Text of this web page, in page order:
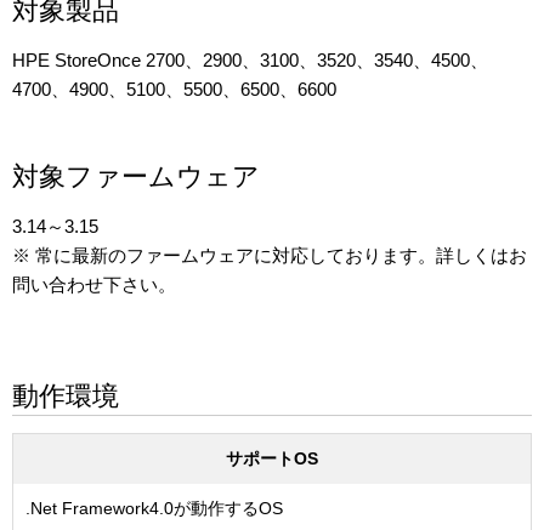
対象製品
HPE StoreOnce 2700、2900、3100、3520、3540、4500、
4700、4900、5100、5500、6500、6600
対象ファームウェア
3.14～3.15
※ 常に最新のファームウェアに対応しております。詳しくはお
問い合わせ下さい。
動作環境
サポートOS
.Net Framework4.0が動作するOS